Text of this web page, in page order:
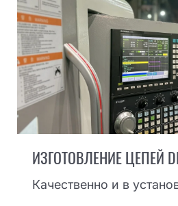
ИЗГОТОВЛЕНИЕ ЦЕПЕЙ
Качественно и в